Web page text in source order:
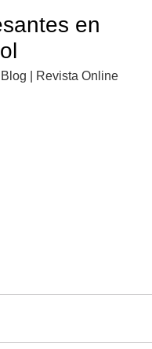
en
| Revista Online